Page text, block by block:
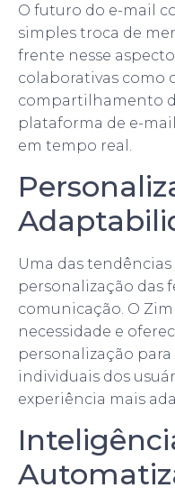
O futuro do e-mail
simples troca de
frente nesse
colaborativas como
compartilhamento
plataforma de e-
em tempo real.
Uma das
personalização das
comunicação. O
necessidade e
personalização
individuais dos
experiência mais